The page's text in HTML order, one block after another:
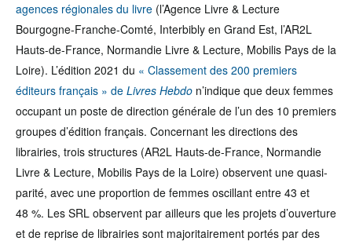
agences régionales du livre (l’Agence Livre & Lecture
Bourgogne-Franche-Comté, Interbibly en Grand Est, l’AR2L
Hauts-de-France, Normandie Livre & Lecture, Mobilis Pays de la
Loire). L’édition 2021 du « Classement des 200 premiers
éditeurs français » de Livres Hebdo n’indique que deux femmes
occupant un poste de direction générale de l’un des 10 premiers
groupes d’édition français. Concernant les directions des
librairies, trois structures (AR2L Hauts-de-France, Normandie
Livre & Lecture, Mobilis Pays de la Loire) observent une quasi-
parité, avec une proportion de femmes oscillant entre 43 et
48 %. Les SRL observent par ailleurs que les projets d’ouverture
et de reprise de librairies sont majoritairement portés par des